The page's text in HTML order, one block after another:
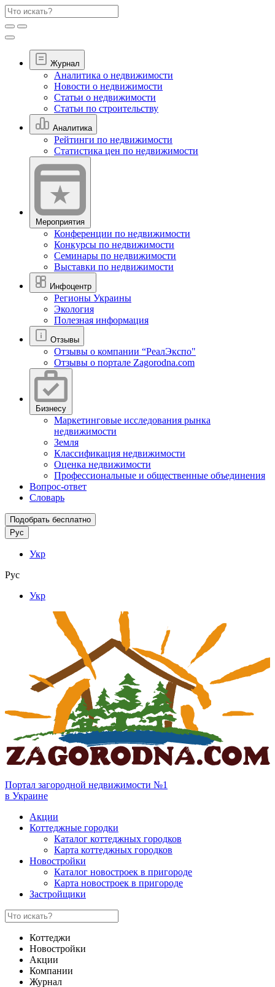
Журнал
Аналитика о недвижимости
Новости о недвижимости
Статьи о недвижимости
Статьи по строительству
Аналитика
Рейтинги по недвижимости
Статистика цен по недвижимости
Мероприятия
Конференции по недвижимости
Конкурсы по недвижимости
Семинары по недвижимости
Выставки по недвижимости
Инфоцентр
Регионы Украины
Экология
Полезная информация
Отзывы
Отзывы о компании “РеалЭкспо"
Отзывы о портале Zagorodna.com
Бизнесу
Маркетинговые исследования рынка
недвижимости
Земля
Классификация недвижимости
Оценка недвижимости
Профессиональные и общественные объединения
Вопрос-ответ
Словарь
Подобрать бесплатно
Рус
Укр
Рус
Укр
Портал загородной недвижимости №1
в Украине
Акции
Коттеджные городки
Каталог коттеджных городков
Карта коттеджных городков
Новостройки
Каталог новостроек в пригороде
Карта новостроек в пригороде
Застройщики
Коттеджи
Новостройки
Акции
Компании
Журнал